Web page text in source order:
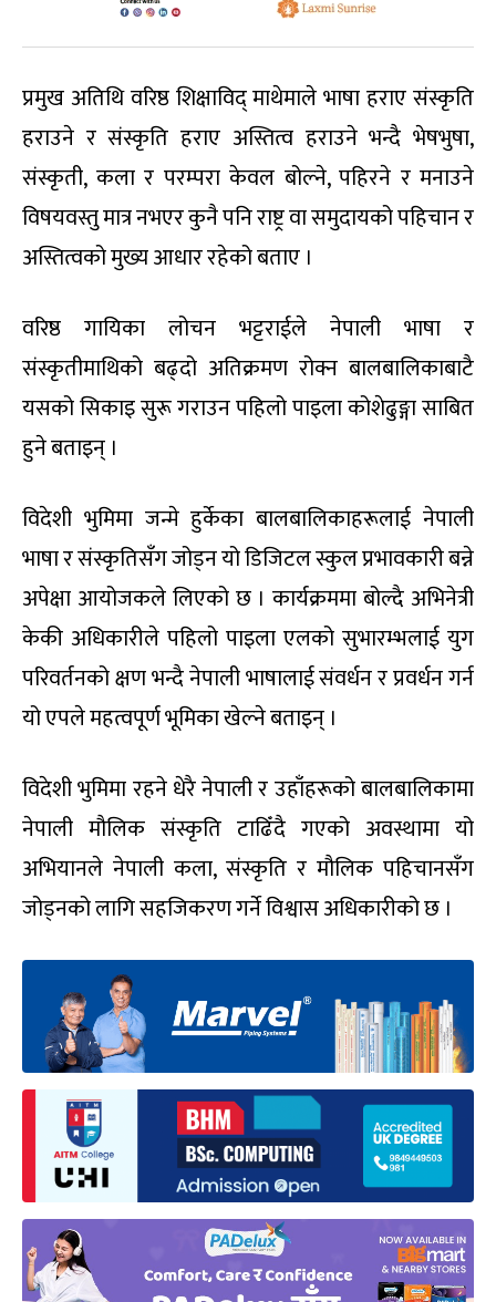
प्रमुख अतिथि वरिष्ठ शिक्षाविद् माथेमाले भाषा हराए संस्कृति
हराउने र संस्कृति हराए अस्तित्व हराउने भन्दै भेषभुषा,
संस्कृती, कला र परम्परा केवल बोल्ने, पहिरने र मनाउने
विषयवस्तु मात्र नभएर कुनै पनि राष्ट्र वा समुदायको पहिचान र
अस्तित्वको मुख्य आधार रहेको बताए ।
वरिष्ठ गायिका लोचन भट्टराईले नेपाली भाषा र
संस्कृतीमाथिको बढ्दो अतिक्रमण रोक्न बालबालिकाबाटै
यसको सिकाइ सुरू गराउन पहिलो पाइला कोशेढुङ्गा साबित
हुने बताइन् ।
विदेशी भुमिमा जन्मे हुर्केका बालबालिकाहरूलाई नेपाली
भाषा र संस्कृतिसँग जोड्न यो डिजिटल स्कुल प्रभावकारी बन्ने
अपेक्षा आयोजकले लिएको छ । कार्यक्रममा बोल्दै अभिनेत्री
केकी अधिकारीले पहिलो पाइला एलको सुभारम्भलाई युग
परिवर्तनको क्षण भन्दै नेपाली भाषालाई संवर्धन र प्रवर्धन गर्न
यो एपले महत्वपूर्ण भूमिका खेल्ने बताइन् ।
विदेशी भुमिमा रहने धेरै नेपाली र उहाँहरूको बालबालिकामा
नेपाली मौलिक संस्कृति टाढिँदै गएको अवस्थामा यो
अभियानले नेपाली कला, संस्कृति र मौलिक पहिचानसँग
जोड्नको लागि सहजिकरण गर्ने विश्वास अधिकारीको छ ।